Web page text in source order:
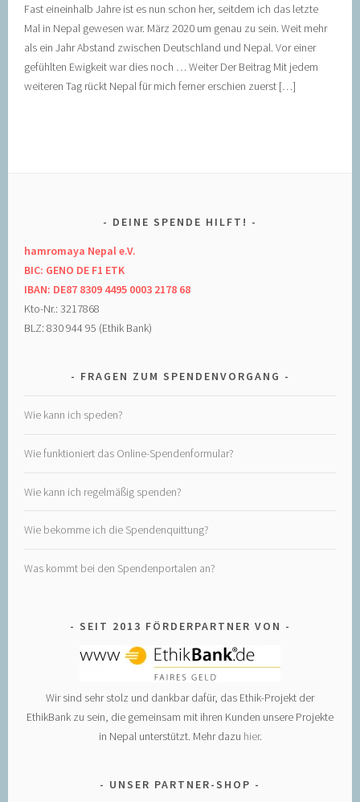
Fast eineinhalb Jahre ist es nun schon her, seitdem ich das letzte
Mal in Nepal gewesen war. März 2020 um genau zu sein. Weit mehr
als ein Jahr Abstand zwischen Deutschland und Nepal. Vor einer
gefühlten Ewigkeit war dies noch … Weiter Der Beitrag Mit jedem
weiteren Tag rückt Nepal für mich ferner erschien zuerst […]
DEINE SPENDE HILFT!
hamromaya Nepal e.V.
BIC: GENO DE F1 ETK
IBAN: DE87 8309 4495 0003 2178 68
Kto-Nr.: 3217868
BLZ: 830 944 95 (Ethik Bank)
FRAGEN ZUM SPENDENVORGANG
Wie kann ich speden?
Wie funktioniert das Online-Spendenformular?
Wie kann ich regelmäßig spenden?
Wie bekomme ich die Spendenquittung?
Was kommt bei den Spendenportalen an?
SEIT 2013 FÖRDERPARTNER VON
Wir sind sehr stolz und dankbar dafür, das Ethik-Projekt der
EthikBank zu sein, die gemeinsam mit ihren Kunden unsere Projekte
in Nepal unterstützt. Mehr dazu hier.
UNSER PARTNER-SHOP